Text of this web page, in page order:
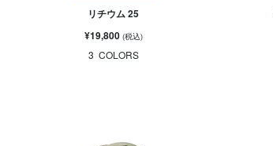
リチウム 25
¥19,800 (税込)
3 COLORS